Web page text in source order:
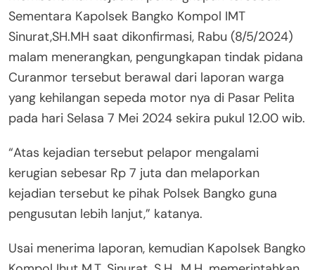
Sementara Kapolsek Bangko Kompol IMT
Sinurat,SH.MH saat dikonfirmasi, Rabu (8/5/2024)
malam menerangkan, pengungkapan tindak pidana
Curanmor tersebut berawal dari laporan warga
yang kehilangan sepeda motor nya di Pasar Pelita
pada hari Selasa 7 Mei 2024 sekira pukul 12.00 wib.
“Atas kejadian tersebut pelapor mengalami
kerugian sebesar Rp 7 juta dan melaporkan
kejadian tersebut ke pihak Polsek Bangko guna
pengusutan lebih lanjut,” katanya.
Usai menerima laporan, kemudian Kapolsek Bangko